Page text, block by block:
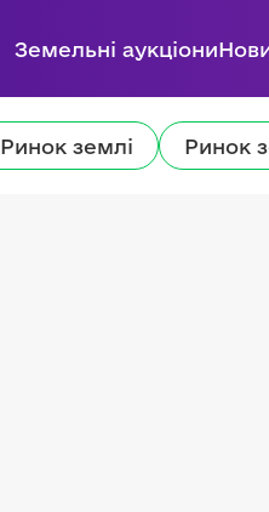
Земельні аукціони
Ринок землі Ринок